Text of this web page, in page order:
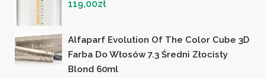
119,00zł
Alfaparf Evolution Of The Color Cube 3D
Farba Do Włosów 7.3 Średni Złocisty
Blond 60ml